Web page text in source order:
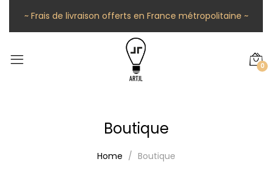
~ Frais de livraison offerts en France métropolitaine ~
0
Boutique
Home Boutique